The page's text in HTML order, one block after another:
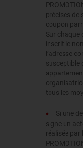
précises de
coupon
Sur chaque
inscrit le
l’adresse
susceptible
tous les
Si une
signe un
réalisée par